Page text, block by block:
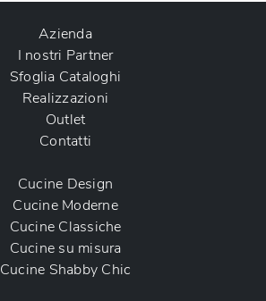
Azienda
I nostri Partner
Sfoglia Cataloghi
Realizzazioni
Outlet
Contatti
Cucine Design
Cucine Moderne
Cucine Classiche
Cucine su misura
Cucine Shabby Chic